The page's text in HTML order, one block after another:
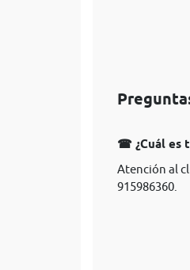
☎ ¿Cuál es
Atención al
915986360.